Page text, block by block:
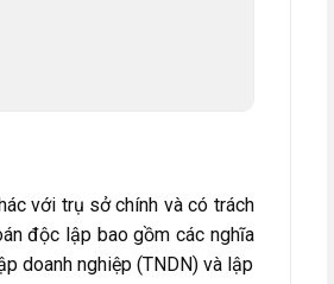
với trụ sở chính và có trách
độc lập bao gồm các nghĩa
doanh nghiệp (TNDN) và lập